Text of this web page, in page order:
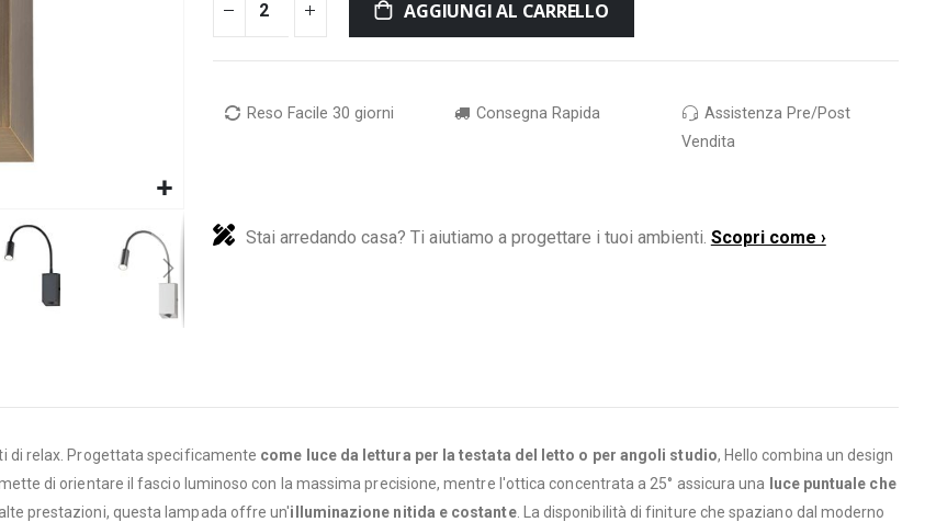
AGGIUNGI AL CARRELLO
Reso Facile 30 giorni Consegna Rapida
Assistenza Pre/Post
Vendita
Stai arredando casa? Ti aiutiamo a progettare i tuoi ambienti. Scopri come ›
di relax. Progettata specificamente come luce da lettura per la testata del letto o per angoli studio, Hello combina un design
di orientare il fascio luminoso con la massima precisione, mentre l'ottica concentrata a 25° assicura una
luce puntuale che
alte prestazioni, questa lampada offre un'illuminazione nitida e costante. La disponibilità di finiture che spaziano dal moderno